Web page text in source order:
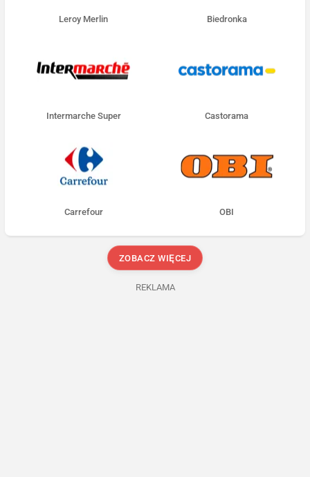
Leroy Merlin Biedronka
Intermarche Super Castorama
Carrefour OBI
ZOBACZ WIĘCEJ
REKLAMA